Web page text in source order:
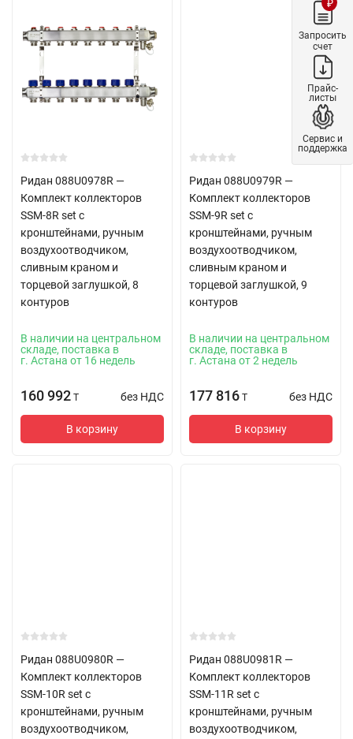
Ридан 088U0978R —
Комплект коллекторов
SSM-8R set с
кронштейнами, ручным
воздухоотводчиком,
сливным краном и
торцевой заглушкой, 8
контуров
В наличии на центральном
складе, поставка в
г. Астана от 16 недель
160 992 T без НДС
В корзину
Ридан 088U0979R —
Комплект коллекторов
SSM-9R set с
кронштейнами, ручным
воздухоотводчиком,
сливным краном и
торцевой заглушкой, 9
контуров
В наличии на центральном
складе, поставка в
г. Астана от 2 недель
177 816 T без НДС
В корзину
Ридан 088U0980R —
Комплект коллекторов
SSM-10R set с
кронштейнами, ручным
воздухоотводчиком,
Ридан 088U0981R —
Комплект коллекторов
SSM-11R set с
кронштейнами, ручным
воздухоотводчиком,
Запросить
счет
Прайс-
листы
Сервис и
поддержка